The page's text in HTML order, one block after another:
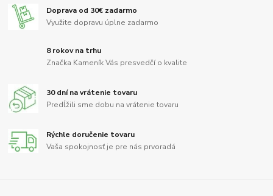
Doprava od 30€ zadarmo
Využite dopravu úplne zadarmo
8 rokov na trhu
Značka Kameník Vás presvedčí o kvalite
30 dní na vrátenie tovaru
Predĺžili sme dobu na vrátenie tovaru
Rýchle doručenie tovaru
Vaša spokojnosť je pre nás prvoradá